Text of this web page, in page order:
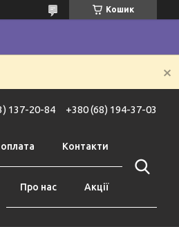
Кошик
137-20-84 +380 (68) 194-37-03
Контакти
Про нас Акції